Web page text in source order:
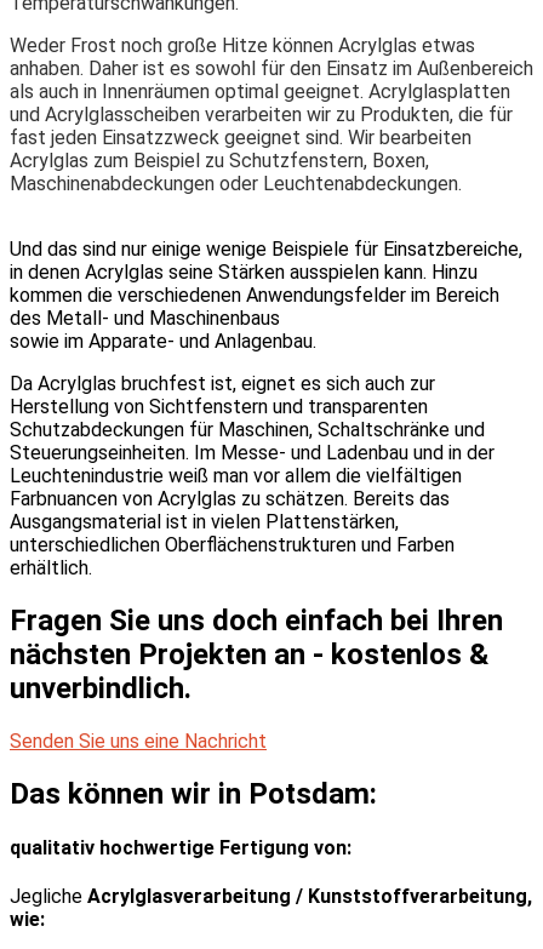
Weder Frost noch große Hitze können Acrylglas etwas
anhaben. Daher ist es sowohl für den Einsatz im Außenbereich
als auch in Innenräumen optimal geeignet. Acrylglasplatten
und Acrylglasscheiben verarbeiten wir zu Produkten, die für
fast jeden Einsatzzweck geeignet sind. Wir bearbeiten
Acrylglas zum Beispiel zu Schutzfenstern, Boxen,
Maschinenabdeckungen oder Leuchtenabdeckungen.
Und das sind nur einige wenige Beispiele für Einsatzbereiche,
in denen Acrylglas seine Stärken ausspielen kann. Hinzu
kommen die verschiedenen Anwendungsfelder im Bereich
des Metall- und Maschinenbaus
sowie im Apparate- und Anlagenbau.
Da Acrylglas bruchfest ist, eignet es sich auch zur
Herstellung von Sichtfenstern und transparenten
Schutzabdeckungen für Maschinen, Schaltschränke und
Steuerungseinheiten. Im Messe- und Ladenbau und in der
Leuchtenindustrie weiß man vor allem die vielfältigen
Farbnuancen von Acrylglas zu schätzen. Bereits das
Ausgangsmaterial ist in vielen Plattenstärken,
unterschiedlichen Oberflächenstrukturen und Farben
erhältlich.
Fragen Sie uns doch einfach bei Ihren
nächsten Projekten an - kostenlos &
unverbindlich.
Senden Sie uns eine Nachricht
Das können wir in Potsdam:
qualitativ hochwertige Fertigung von:
Jegliche Acrylglasverarbeitung / Kunststoffverarbeitung,
wie: